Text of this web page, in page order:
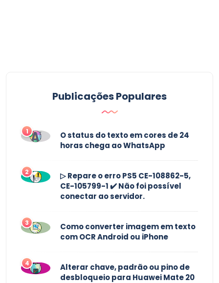
Publicações Populares
1
O status do texto em cores de 24
horas chega ao WhatsApp
2
▷ Repare o erro PS5 CE-108862-5,
CE-105799-1 ✔️ Não foi possível
conectar ao servidor.
3
Como converter imagem em texto
com OCR Android ou iPhone
4
Alterar chave, padrão ou pino de
desbloqueio para Huawei Mate 20